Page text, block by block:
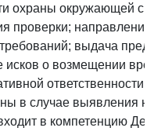
охраны окружающей
проверки;
выдача
о возмещении
в случае выявления
в компетенцию